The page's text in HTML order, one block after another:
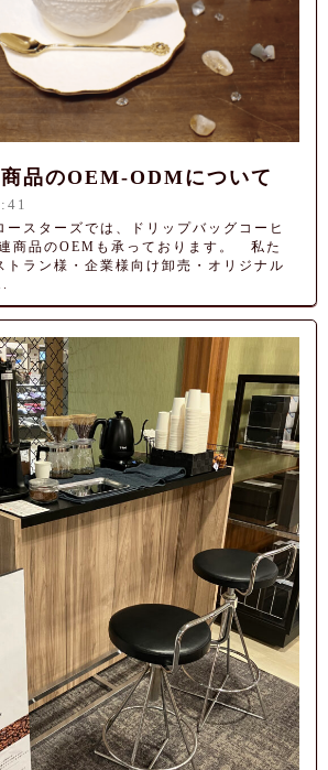
品のOEM-ODMについて
ースターズでは、ドリップバッグコーヒ
商品のOEMも承っております。 私た
トラン様・企業様向け卸売・オリジナル